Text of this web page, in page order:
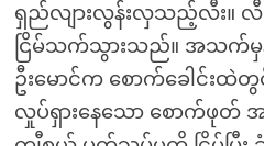
ရှည်လျားလွန်းလှသည့်လီး။ လီ
ငြိမ်သက်သွားသည်။ အသက်မှ
ဦးမောင်က စောက်ခေါင်းထဲ
လှုပ်ရှားနေသော စောက်ဖုတ်